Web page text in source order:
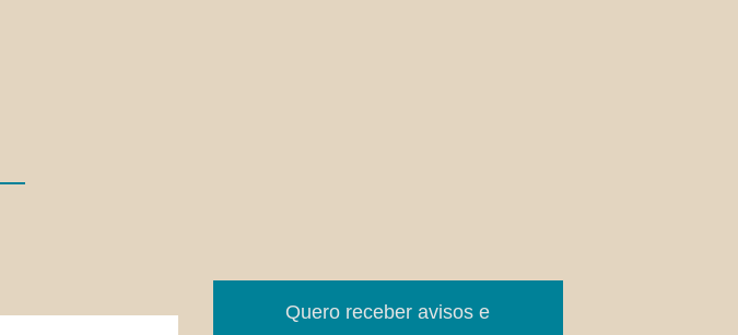
Quero receber avisos e